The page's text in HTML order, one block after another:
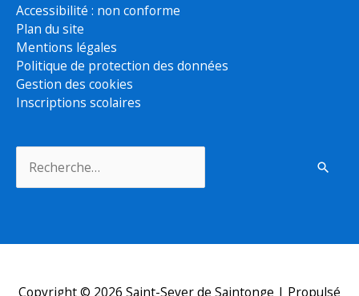
Accessibilité : non conforme
Plan du site
Mentions légales
Politique de protection des données
Gestion des cookies
Inscriptions scolaires
Copyright © 2026 Saint-Sever de Saintonge | Propulsé